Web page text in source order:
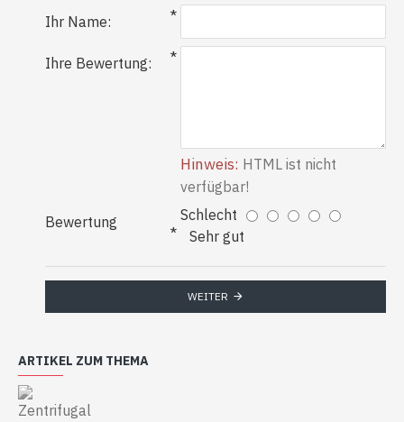
Ihr Name:
Ihre Bewertung:
Hinweis: HTML ist nicht
verfügbar!
Bewertung
Schlecht
Sehr gut
WEITER
ARTIKEL ZUM THEMA